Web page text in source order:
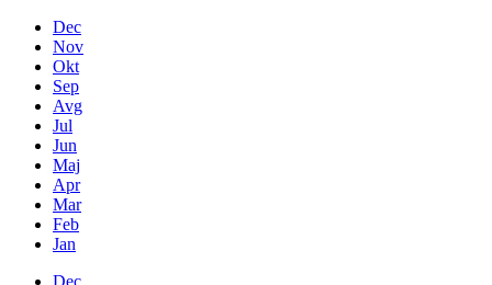
Dec
Nov
Okt
Sep
Avg
Jul
Jun
Maj
Apr
Mar
Feb
Jan
Dec